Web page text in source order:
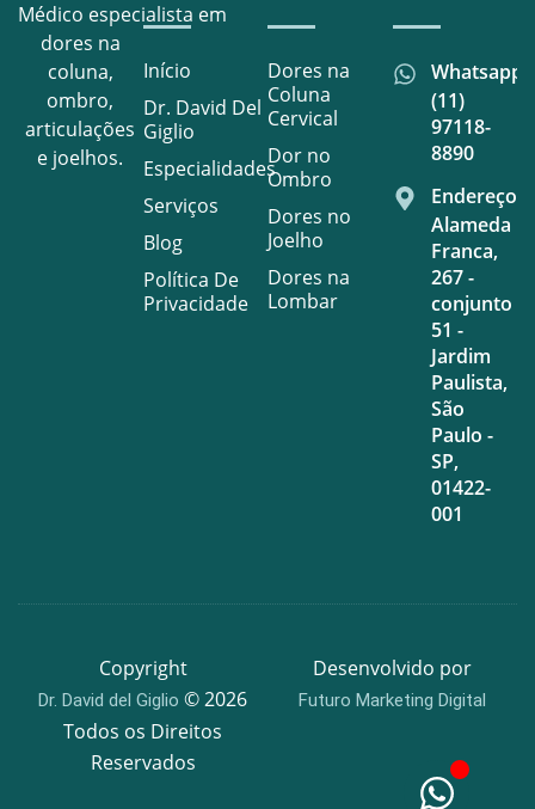
Médico especialista em
dores na
coluna,
ombro,
articulações
e joelhos.
Início
Dr. David Del
Giglio
Especialidades
Serviços
Blog
Política De
Privacidade
Dores na
Coluna
Cervical
Dor no
Ombro
Dores no
Joelho
Dores na
Lombar
Whatsapp
(11)
97118-
8890
Endereço
Alameda
Franca,
267 -
conjunto
51 -
Jardim
Paulista,
São
Paulo -
SP,
01422-
001
Copyright
Dr. David del Giglio © 2026
Todos os Direitos
Reservados
Desenvolvido por
Futuro Marketing Digital